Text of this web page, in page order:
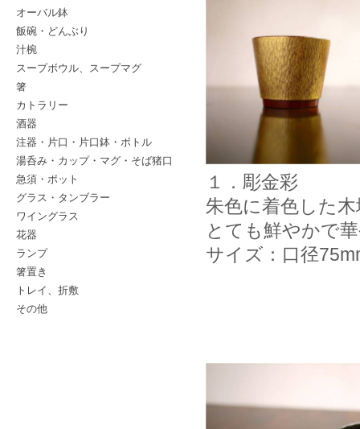
オーバル鉢
飯碗・どんぶり
汁椀
スープボウル、スープマグ
箸
カトラリー
酒器
注器・片口・片口鉢・ボトル
湯呑み・カップ・マグ・そば猪口
急須・ポット
グラス・タンブラー
ワイングラス
花器
ランプ
箸置き
トレイ、折敷
その他
１．彫金彩
朱色に着色した
とても鮮やかで
サイズ：口径